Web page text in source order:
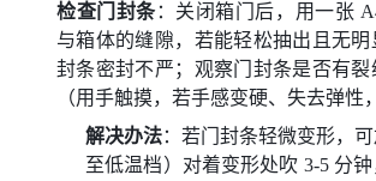
检查门封条：关闭箱门后，用一张
与箱体的缝隙，若能轻松抽出且无明
封条密封不严；观察门封条是否有
（用手触摸，若手感变硬、失去弹性
解决办法：若门封条轻微变形，
至低温档）对着变形处吹 3-5 分